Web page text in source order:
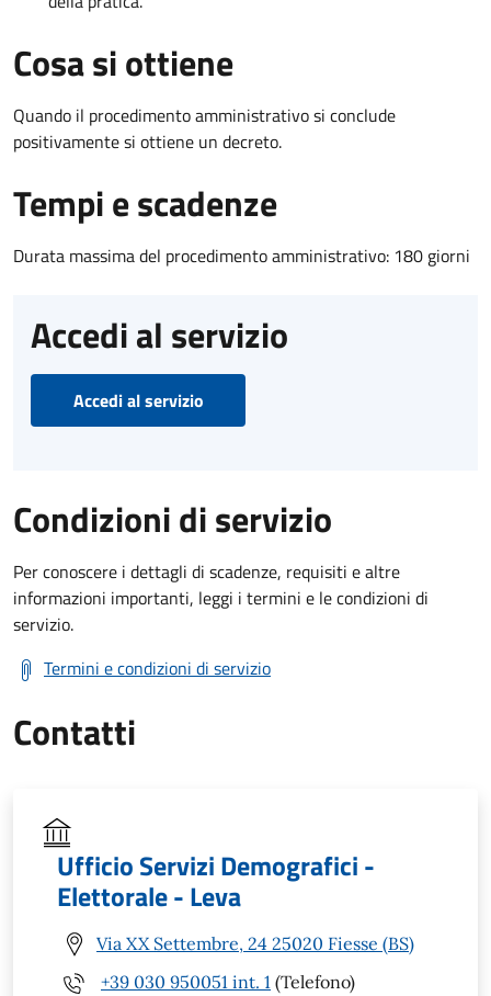
Cosa si ottiene
Quando il procedimento amministrativo si conclude
positivamente si ottiene un decreto.
Tempi e scadenze
Durata massima del procedimento amministrativo: 180 giorni
Accedi al servizio
Accedi al servizio
Condizioni di servizio
Per conoscere i dettagli di scadenze, requisiti e altre
informazioni importanti, leggi i termini e le condizioni di
servizio.
Termini e condizioni di servizio
Contatti
Ufficio Servizi Demografici -
Elettorale - Leva
Via XX Settembre, 24 25020 Fiesse (BS)
+39 030 950051 int. 1 (Telefono)